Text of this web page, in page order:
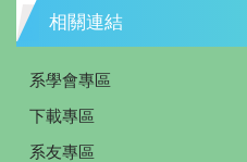
相關連結
系學會專區
下載專區
系友專區